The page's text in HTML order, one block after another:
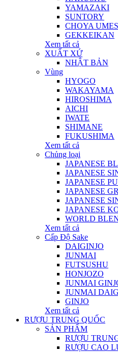
YAMAZAKI
SUNTORY
CHOYA
GEKKEIKAN
Xem tất cả
XUẤT XỨ
NHẬT BẢN
Vùng
HYOGO
WAKAYAMA
HIROSHIMA
AICHI
IWATE
SHIMANE
FUKUSHIMA
Xem tất cả
Chủng loại
JAPANESE
JAPANESE
JAPANESE
JAPANESE
JAPANESE
JAPANESE
WORLD
Xem tất cả
Cấp Độ Sake
DAIGINJO
JUNMAI
FUTSUSHU
HONJOZO
JUNMAI
JUNMAI
GINJO
Xem tất cả
RƯỢU TRUNG QUỐC
SẢN PHẨM
RƯỢU
RƯỢU CAO